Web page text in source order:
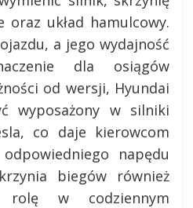
oraz układ hamulcowy.
a jego wydajność
dla osiągów
od wersji, Hyundai
wyposażony w silniki
co daje kierowcom
napędu
biegów również
rolę w codziennym